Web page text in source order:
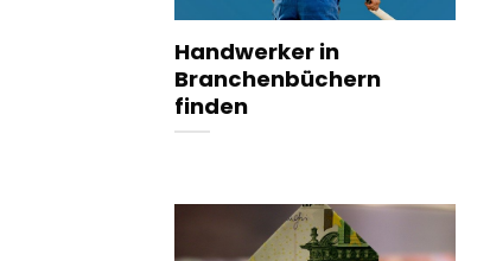
Handwerker in
Branchenbüchern
finden